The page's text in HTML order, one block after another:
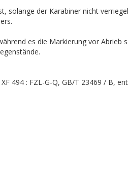
solange der Karabiner nicht
es die Markierung vor Abrieb
494 : FZL-G-Q, GB/T 23469 / B,